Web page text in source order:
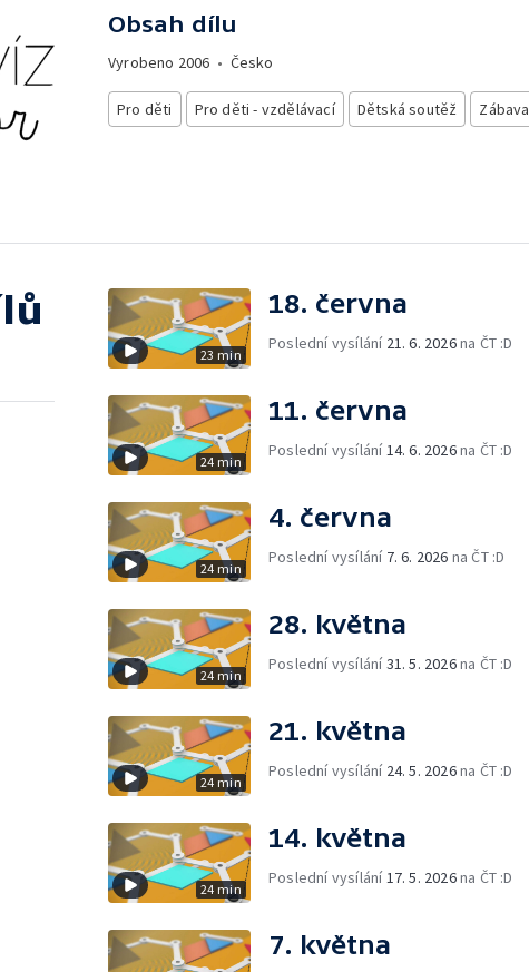
Obsah dílu
Vyrobeno 2006 • Česko
Pro děti Pro děti - vzdělávací Dětská soutěž Zábava
23 min
18. června
Poslední vysílání 21. 6. 2026na ČT :D
24 min
11. června
Poslední vysílání 14. 6. 2026na ČT :D
24 min
4. června
Poslední vysílání 7. 6. 2026 na ČT :D
24 min
28. května
Poslední vysílání31. 5. 2026na ČT :D
24 min
21. května
Poslední vysílání 24. 5. 2026na ČT :D
24 min
14. května
Poslední vysílání 17. 5. 2026na ČT :D
7. května